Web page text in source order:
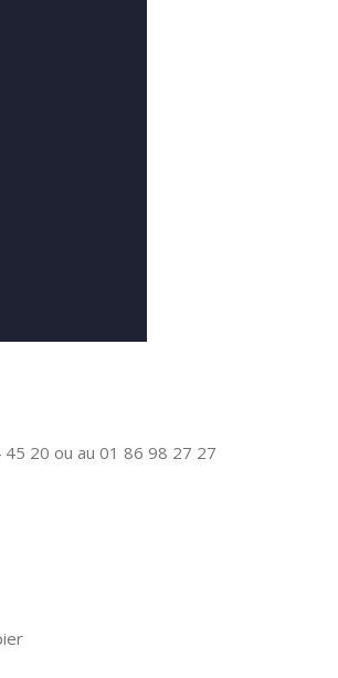
20 ou au 01 86 98 27 27